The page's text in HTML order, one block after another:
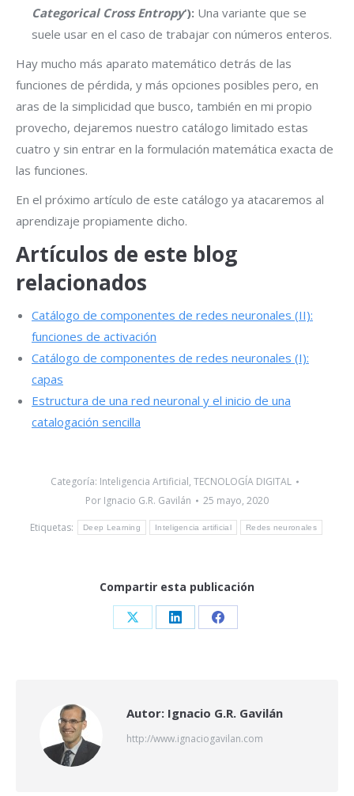
Categorical Cross Entropy‘): Una variante que se
suele usar en el caso de trabajar con números enteros.
Hay mucho más aparato matemático detrás de las
funciones de pérdida, y más opciones posibles pero, en
aras de la simplicidad que busco, también en mi propio
provecho, dejaremos nuestro catálogo limitado estas
cuatro y sin entrar en la formulación matemática exacta de
las funciones.
En el próximo artículo de este catálogo ya atacaremos al
aprendizaje propiamente dicho.
Artículos de este blog
relacionados
Catálogo de componentes de redes neuronales (II):
funciones de activación
Catálogo de componentes de redes neuronales (I):
capas
Estructura de una red neuronal y el inicio de una
catalogación sencilla
Categoría: Inteligencia Artificial, TECNOLOGÍA DIGITAL
Por Ignacio G.R. Gavilán
25 mayo, 2020
Etiquetas:
Deep Learning Inteligencia artificial Redes neuronales
Compartir esta publicación
Share Share Share
Autor: Ignacio G.R. Gavilán
http://www.ignaciogavilan.com